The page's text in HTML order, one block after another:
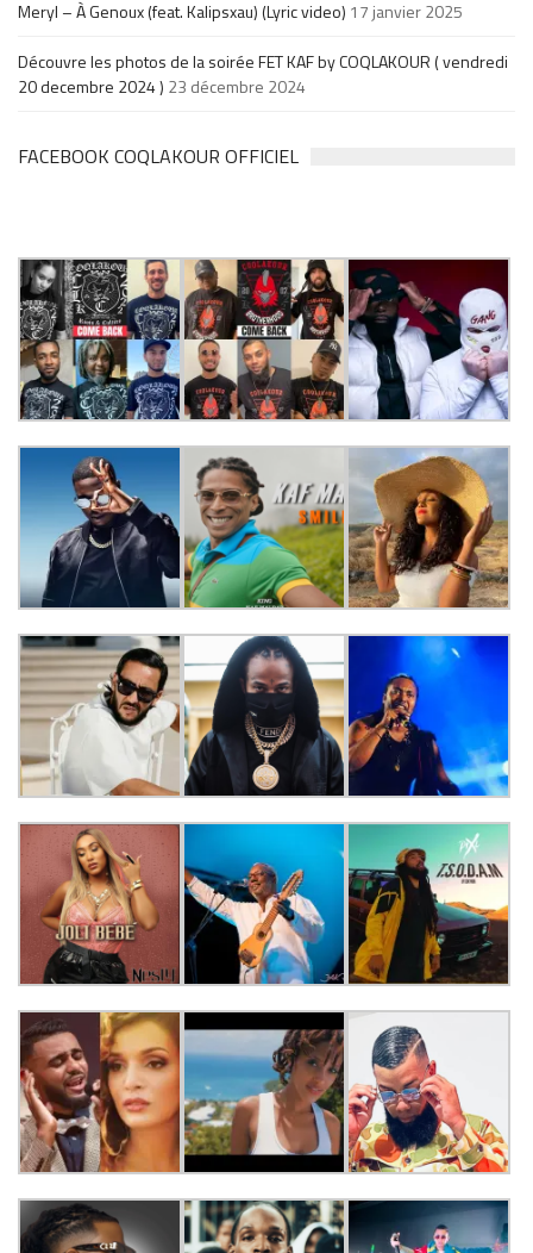
Meryl – À Genoux (feat. Kalipsxau) (Lyric video) 17 janvier 2025
Découvre les photos de la soirée FET KAF by COQLAKOUR ( vendredi
20 decembre 2024 ) 23 décembre 2024
FACEBOOK COQLAKOUR OFFICIEL